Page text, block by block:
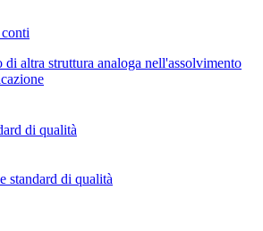
altra struttura analoga nell'assolvimento
di qualità
standard di qualità